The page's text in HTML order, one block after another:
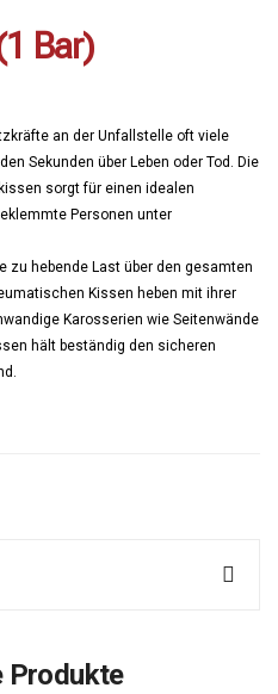
Bar)
an der Unfallstelle oft viele
Sekunden über Leben oder Tod. Die
sorgt für einen idealen
Personen unter
zu hebende Last über den gesamten
Kissen heben mit ihrer
Karosserien wie Seitenwände
hält beständig den sicheren
Produkte